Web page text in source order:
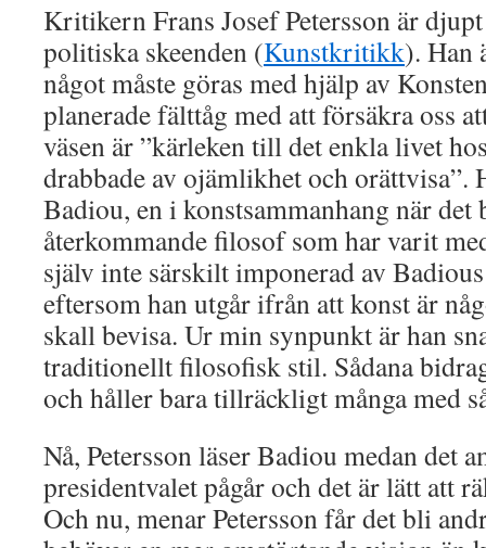
Kritikern Frans Josef Petersson är
politiska skeenden (Kunstkritikk). Han
något måste göras med hjälp av
planerade fälttåg med att försäkra oss
väsen är ”kärleken till det enkla livet
drabbade av ojämlikhet och orättvisa”.
Badiou, en i konstsammanhang när
återkommande filosof som har varit
själv inte särskilt imponerad av
eftersom han utgår ifrån att konst är
skall bevisa. Ur min synpunkt är han
traditionellt filosofisk stil. Sådana
och håller bara tillräckligt många med
Nå, Petersson läser Badiou medan det
presidentvalet pågår och det är lätt att
Och nu, menar Petersson får det bli